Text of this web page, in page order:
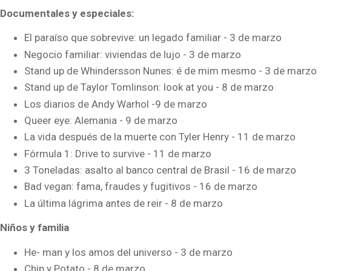
Documentales y especiales:
El paraíso que sobrevive: un legado familiar - 3 de marzo
Negocio familiar: viviendas de lujo - 3 de marzo
Stand up de Whindersson Nunes: é de mim mesmo - 3 de marzo
Stand up de Taylor Tomlinson: look at you - 8 de marzo
Los diarios de Andy Warhol -9 de marzo
Queer eye: Alemania - 9 de marzo
La vida después de la muerte con Tyler Henry - 11 de marzo
Fórmula 1: Drive to survive - 11 de marzo
3 Toneladas: asalto al banco central de Brasil - 16 de marzo
Bad vegan: fama, fraudes y fugitivos - 16 de marzo
La última lágrima antes de reir - 8 de marzo
Niños y familia
He- man y los amos del universo - 3 de marzo